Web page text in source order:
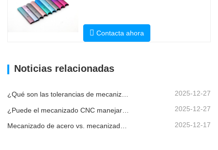
Contacta ahora
Noticias relacionadas
¿Qué son las tolerancias de mecanizado CNC y por qué son importantes? 2025-12-27
2025-12-27
2025-12-17